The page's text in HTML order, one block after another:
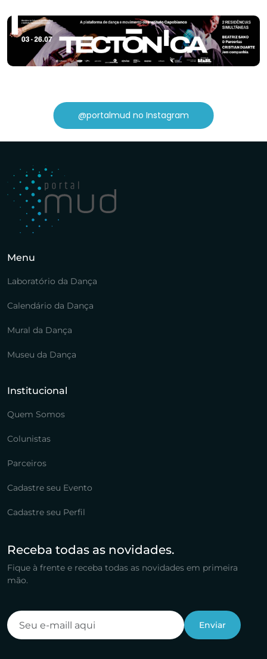
@portalmud no Instagram
Menu
Laboratório da Dança
Calendário da Dança
Mural da Dança
Museu da Dança
Institucional
Quem Somos
Colunistas
Parceiros
Cadastre seu Evento
Cadastre seu Perfil
Receba todas as novidades.
Fique à frente e receba todas as novidades em primeira
mão.